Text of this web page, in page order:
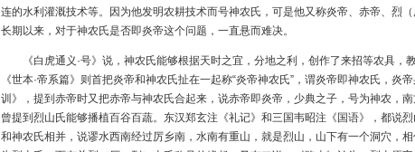
连的水利灌溉技术等。因为他发明农耕技术而号神农氏，可是他又称炎帝、赤帝、烈
长期以来，对于神农氏是否即炎帝这个问题，一直悬而难决。
《白虎通义·号》说，神农氏能够根据天时之宜，分地之利，创作了来招等农具，
《世本·帝系篇》则首把炎帝和神农氏扯在一起称“炎帝神农氏”，谓炎帝即神农氏，炎
训》，提到赤帝时又把赤帝与神农氏合起来，说赤帝即炎帝，少典之子，号为神农，
曾提到烈山氏能够播植百谷百蔬。东汉郑玄注《礼记》和三国韦昭注《国语》，都说
和神农氏相并，说谬水西南经过厉乡南，水南有重山，就是烈山，山下有一个洞穴，